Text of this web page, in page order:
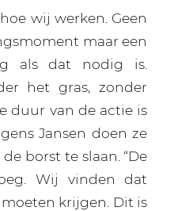
wij werken. Geen
maar een
als dat nodig is.
het gras, zonder
duur van de actie is
Jansen doen ze
borst te slaan. “De
Wij vinden dat
krijgen. Dit is